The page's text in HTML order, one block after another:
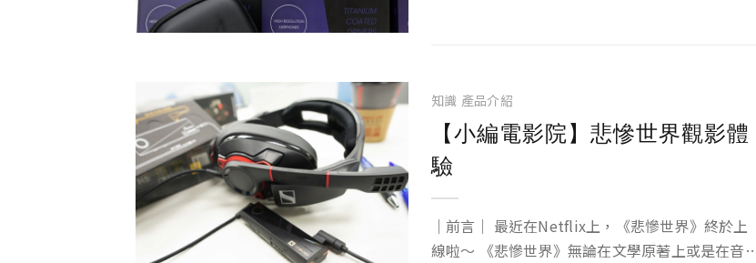
知識 產品介紹
【小編電影院】悲慘世界觀影體
驗
｜前言｜ 最近在Netflix上，《悲慘世界》終於上
線啦～ 《悲慘世界》無論在文學原著上或是在音樂